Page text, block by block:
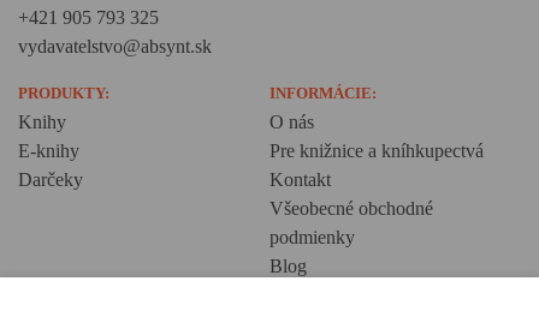
+421 905 793 325
vydavatelstvo@absynt.sk
PRODUKTY:
Knihy
E-knihy
Darčeky
INFORMÁCIE:
O nás
Pre knižnice a kníhkupectvá
Kontakt
Všeobecné obchodné
podmienky
Blog